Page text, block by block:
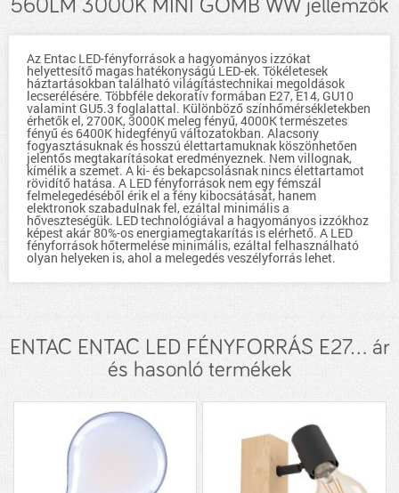
560LM 3000K MINI GÖMB WW jellemzők
Az Entac LED-fényforrások a hagyományos izzókat
helyettesítő magas hatékonyságú LED-ek. Tökéletesek
háztartásokban található világítástechnikai megoldások
lecserélésére. Többféle dekoratív formában E27, E14, GU10
valamint GU5.3 foglalattal. Különböző színhőmérsékletekben
érhetők el, 2700K, 3000K meleg fényű, 4000K természetes
fényű és 6400K hidegfényű változatokban. Alacsony
fogyasztásuknak és hosszú élettartamuknak köszönhetően
jelentős megtakarításokat eredményeznek. Nem villognak,
kímélik a szemet. A ki- és bekapcsolásnak nincs élettartamot
rövidítő hatása. A LED fényforrások nem egy fémszál
felmelegedéséből érik el a fény kibocsátását, hanem
elektronok szabadulnak fel, ezáltal minimális a
hőveszteségük. LED technológiával a hagyományos izzókhoz
képest akár 80%-os energiamegtakarítás is elérhető. A LED
fényforrások hőtermelése minimális, ezáltal felhasználható
olyan helyeken is, ahol a melegedés veszélyforrás lehet.
ENTAC ENTAC LED FÉNYFORRÁS E27... ár
és hasonló termékek